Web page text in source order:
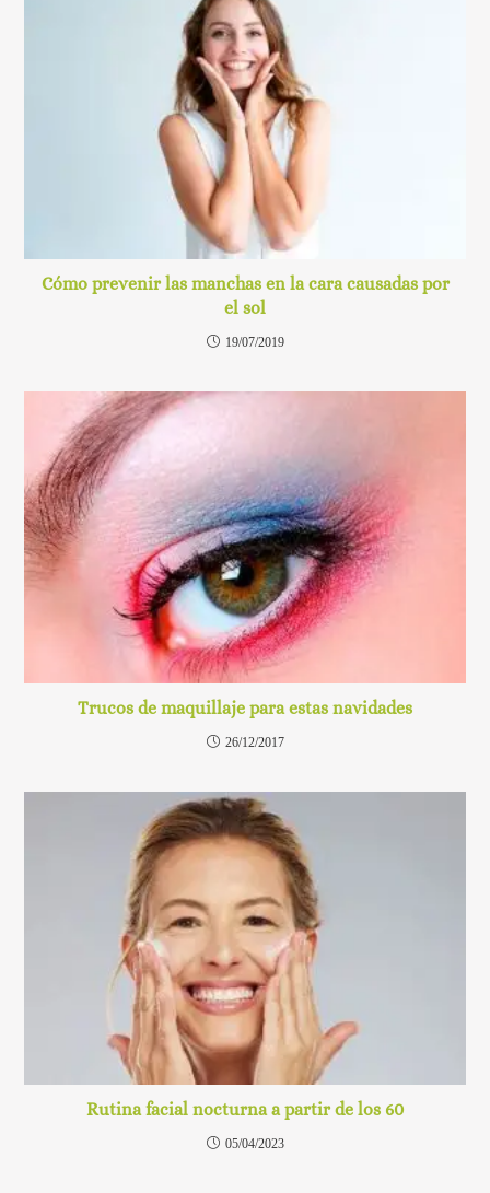
Cómo prevenir las manchas en la cara causadas por
el sol
19/07/2019
Trucos de maquillaje para estas navidades
26/12/2017
Rutina facial nocturna a partir de los 60
05/04/2023